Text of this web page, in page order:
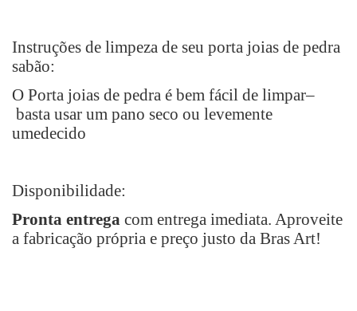
Instruções de limpeza de seu porta joias de pedra
sabão:
O Porta joias de pedra é bem fácil de limpar–
basta usar um pano seco ou levemente
umedecido
Disponibilidade:
Pronta entrega com entrega imediata. Aproveite
a fabricação própria e preço justo da Bras Art!